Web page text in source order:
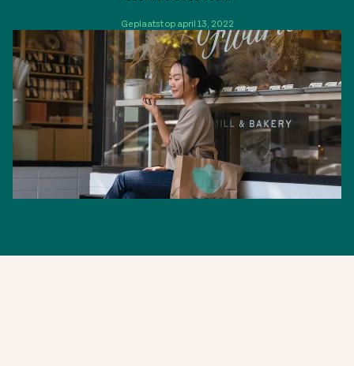
Geplaatst op april 13, 2022